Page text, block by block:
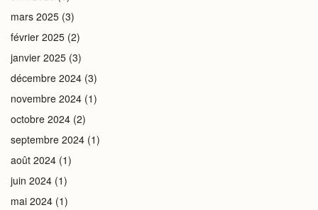
mars 2025 (3)
février 2025 (2)
janvier 2025 (3)
décembre 2024 (3)
novembre 2024 (1)
octobre 2024 (2)
septembre 2024 (1)
août 2024 (1)
juin 2024 (1)
mai 2024 (1)